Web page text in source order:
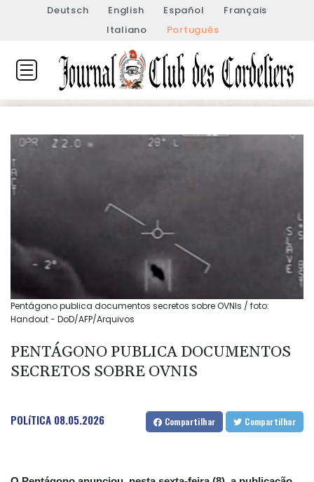
Deutsch English Español
Français
Italiano
Português
Pentágono publica documentos secretos sobre OVNIs / foto:
Handout - DoD/AFP/Arquivos
PENTÁGONO PUBLICA DOCUMENTOS
SECRETOS SOBRE OVNIS
POLíTICA 08.05.2026 Compartilhar Compartilhar